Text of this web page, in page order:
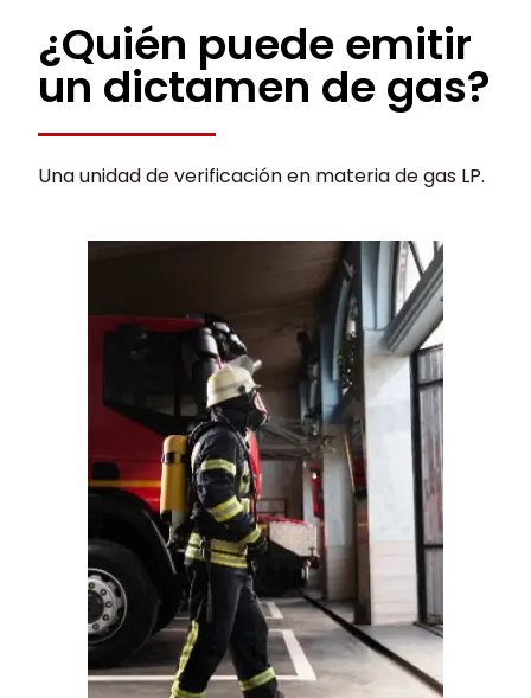
¿Quién puede emitir
un dictamen de gas?
Una unidad de verificación en materia de gas LP.